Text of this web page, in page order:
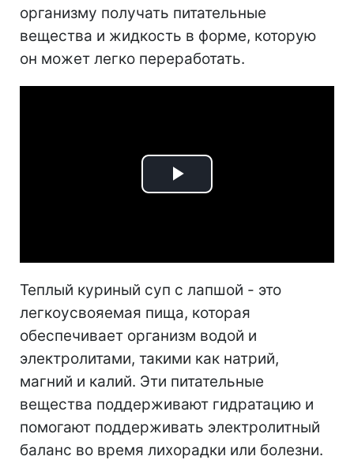
организму получать питательные
вещества и жидкость в форме, которую
он может легко переработать.
Play
Теплый куриный суп с лапшой - это
легкоусвояемая пища, которая
обеспечивает организм водой и
электролитами, такими как натрий,
магний и калий. Эти питательные
вещества поддерживают гидратацию и
помогают поддерживать электролитный
баланс во время лихорадки или болезни.